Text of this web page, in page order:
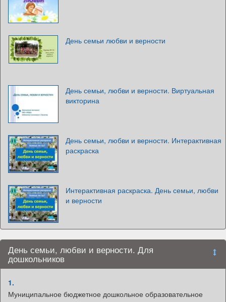
День семьи любви и верности
День семьи, любви и верности. Виртуальная
викторина
День семьи, любви и верности. Интерактивная
раскраска
Интерактивная раскраска. День семьи, любви
и верности
День семьи, любви и верности. Для
дошкольников
1.
Муниципальное бюджетное дошкольное образовательное